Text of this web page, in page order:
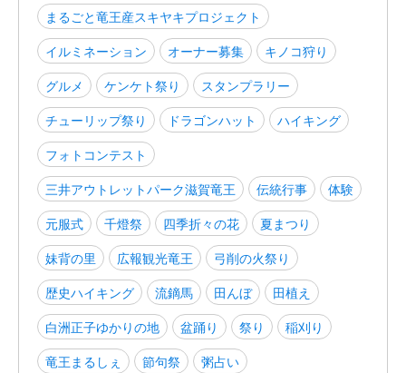
まるごと竜王産スキヤキプロジェクト
イルミネーション
オーナー募集
キノコ狩り
グルメ
ケンケト祭り
スタンプラリー
チューリップ祭り
ドラゴンハット
ハイキング
フォトコンテスト
三井アウトレットパーク滋賀竜王
伝統行事
体験
元服式
千燈祭 四季折々の花
夏まつり
妹背の里
広報観光竜王
弓削の火祭り
歴史ハイキング
流鏑馬 田んぼ
田植え
白洲正子ゆかりの地
盆踊り 祭り
稲刈り
竜王まるしぇ
節句祭
粥占い